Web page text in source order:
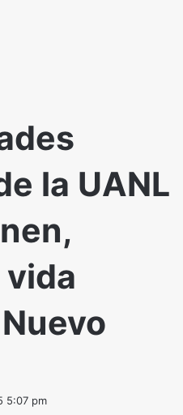
la UANL
5:07 pm